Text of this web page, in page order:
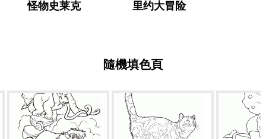
怪物史莱克 里约大冒险
隨機填色頁